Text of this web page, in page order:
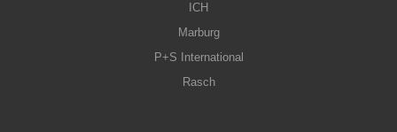
ICH
Marburg
P+S International
Rasch